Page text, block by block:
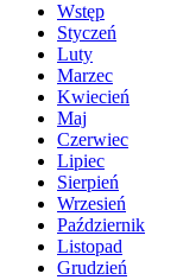
Wstęp
Styczeń
Luty
Marzec
Kwiecień
Maj
Czerwiec
Lipiec
Sierpień
Wrzesień
Październik
Listopad
Grudzień